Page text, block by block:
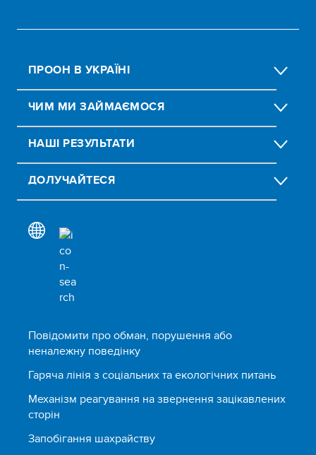
ПРООН В УКРАЇНІ
ЧИМ МИ ЗАЙМАЄМОСЯ
НАШІ РЕЗУЛЬТАТИ
ДОЛУЧАЙТЕСЯ
Повідомити про обман, порушення або
неналежну поведінку
Гаряча лінія з соціальних та екологічних питань
Механізм реагування на звернення зацікавлених
сторін
Запобігання шахрайству